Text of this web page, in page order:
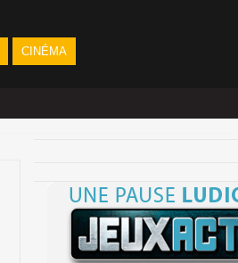
CINÉMA